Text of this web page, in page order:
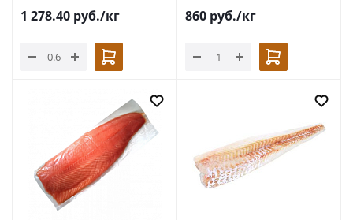
1 278.40 руб./кг 860 руб./кг